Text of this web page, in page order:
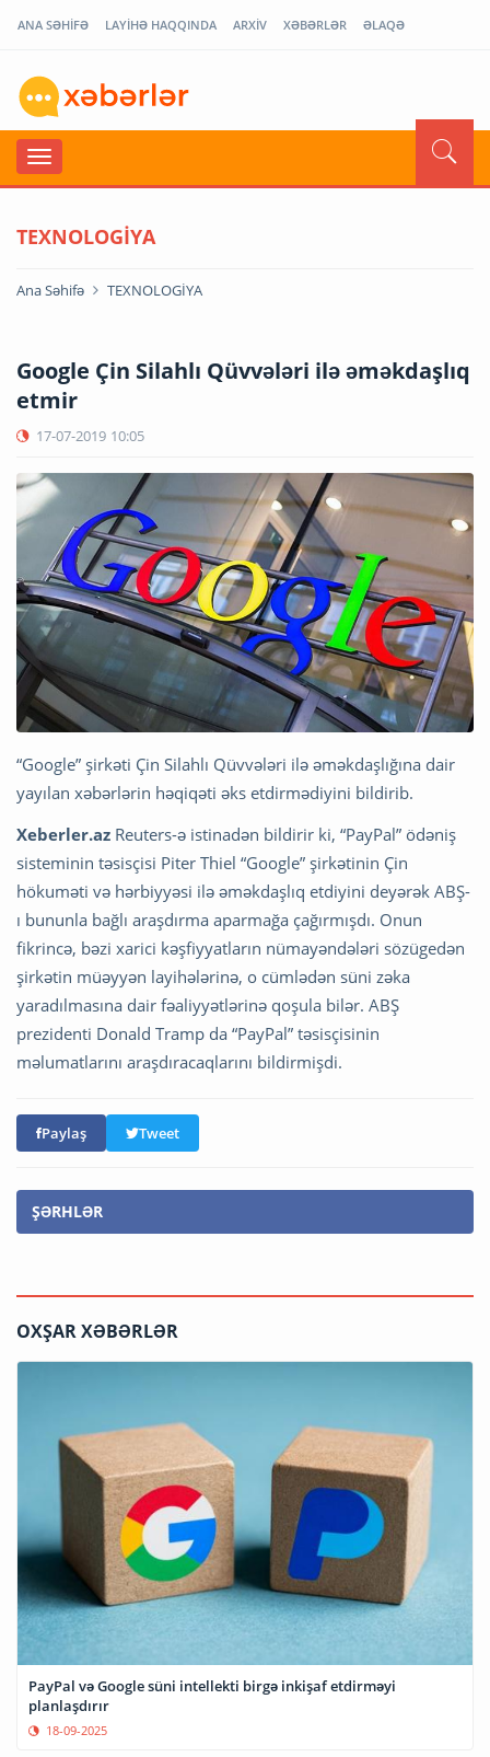
ANA SƏHİFƏ LAYİHƏ HAQQINDA ARXİV XƏBƏRLƏR ƏLAQƏ
TEXNOLOGİYA
Ana Səhifə TEXNOLOGİYA
Google Çin Silahlı Qüvvələri ilə əməkdaşlıq
etmir
17-07-2019 10:05
“Google” şirkəti Çin Silahlı Qüvvələri ilə əməkdaşlığına dair
yayılan xəbərlərin həqiqəti əks etdirmədiyini bildirib.
Xeberler.az Reuters-ə istinadən bildirir ki, “PayPal” ödəniş
sisteminin təsisçisi Piter Thiel “Google” şirkətinin Çin
hökuməti və hərbiyyəsi ilə əməkdaşlıq etdiyini deyərək ABŞ-
ı bununla bağlı araşdırma aparmağa çağırmışdı. Onun
fikrincə, bəzi xarici kəşfiyyatların nümayəndələri sözügedən
şirkətin müəyyən layihələrinə, o cümlədən süni zəka
yaradılmasına dair fəaliyyətlərinə qoşula bilər. ABŞ
prezidenti Donald Tramp da “PayPal” təsisçisinin
məlumatlarını araşdıracaqlarını bildirmişdi.
Paylaş Tweet
ŞƏRHLƏR
OXŞAR XƏBƏRLƏR
PayPal və Google süni intellekti birgə inkişaf etdirməyi
planlaşdırır
18-09-2025